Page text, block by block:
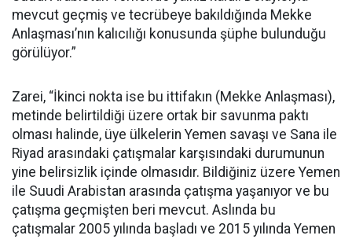
mevcut geçmiş ve tecrübeye bakıldığında Mekke
Anlaşması’nın kalıcılığı konusunda şüphe bulunduğu
görülüyor.”
Zarei, “İkinci nokta ise bu ittifakın (Mekke Anlaşması),
metinde belirtildiği üzere ortak bir savunma paktı
olması halinde, üye ülkelerin Yemen savaşı ve Sana ile
Riyad arasındaki çatışmalar karşısındaki durumunun
yine belirsizlik içinde olmasıdır. Bildiğiniz üzere Yemen
ile Suudi Arabistan arasında çatışma yaşanıyor ve bu
çatışma geçmişten beri mevcut. Aslında bu
çatışmalar 2005 yılında başladı ve 2015 yılında Yemen